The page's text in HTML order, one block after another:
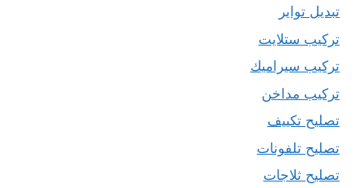
تبديل تواير
تركيب ستلايت
تركيب سيراميك
تركيب مداخن
تصليح تكييف
تصليح تلفونات
تصليح ثلاجات